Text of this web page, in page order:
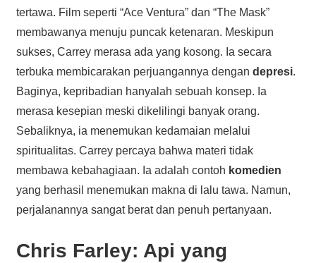
tertawa. Film seperti “Ace Ventura” dan “The Mask”
membawanya menuju puncak ketenaran. Meskipun
sukses, Carrey merasa ada yang kosong. Ia secara
terbuka membicarakan perjuangannya dengan depresi.
Baginya, kepribadian hanyalah sebuah konsep. Ia
merasa kesepian meski dikelilingi banyak orang.
Sebaliknya, ia menemukan kedamaian melalui
spiritualitas. Carrey percaya bahwa materi tidak
membawa kebahagiaan. Ia adalah contoh komedien
yang berhasil menemukan makna di lalu tawa. Namun,
perjalanannya sangat berat dan penuh pertanyaan.
Chris Farley: Api yang